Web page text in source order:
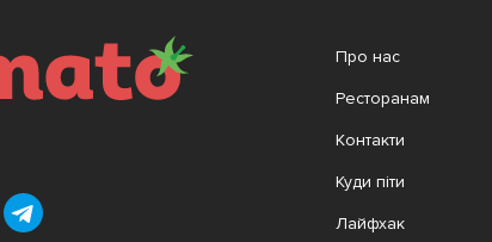
Про нас
Ресторанам
Контакти
Куди піти
Лайфхак